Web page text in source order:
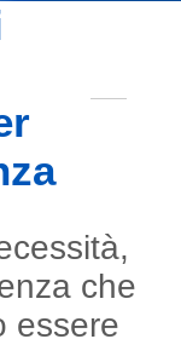
che
essere